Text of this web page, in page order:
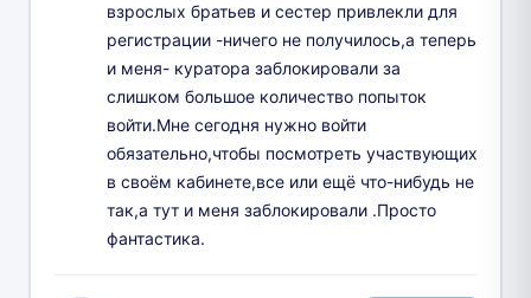
взрослых братьев и сестер привлекли для
регистрации -ничего не получилось,а теперь
и меня- куратора заблокировали за
слишком большое количество попыток
войти.Мне сегодня нужно войти
обязательно,чтобы посмотреть участвующих
в своём кабинете,все или ещё что-нибудь не
так,а тут и меня заблокировали .Просто
фантастика.